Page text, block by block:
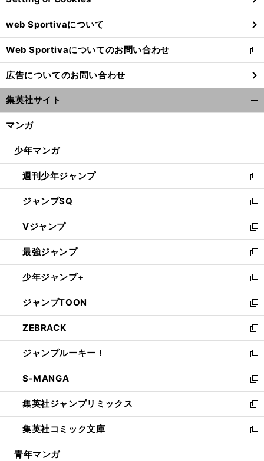
ウ
で
開
く
web Sportivaについて
Web Sportivaについてのお問い合わせ
新
し
い
ウ
ィ
ン
ウ
開
く
広告についてのお問い合わせ
集英社サイト
マンガ
少年マンガ
週刊少年ジャンプ
新
し
い
ウ
ィ
ン
ド
ウ
で
開
く
ジャンプSQ
新
し
い
ウ
ィ
ン
ド
ウ
で
開
く
Vジャンプ
新
し
い
ウ
ィ
ン
ド
ウ
で
開
く
最強ジャンプ
新
し
い
ウ
ィ
ン
ド
ウ
で
開
く
少年ジャンプ+
新
し
い
ウ
ィ
ン
ド
ウ
で
開
く
ジャンプTOON
新
し
い
ウ
ィ
ン
ド
ウ
で
開
く
ZEBRACK
新
し
い
ウ
ィ
ン
ド
ウ
で
開
ジャンプルーキー！
新
し
い
ウ
ィ
ン
ド
ウ
S-MANGA
新
し
い
ウ
ィ
ン
集英社ジャンプリミックス
新
し
い
ウ
集英社コミック文庫
新
し
青年マンガ